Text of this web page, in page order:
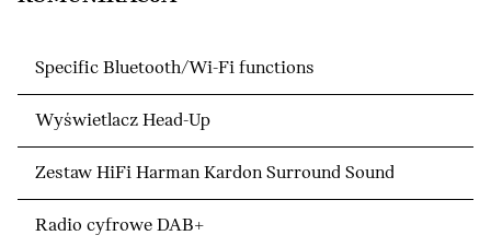
Specific Bluetooth/Wi-Fi functions
Wyświetlacz Head-Up
Zestaw HiFi Harman Kardon Surround Sound
Radio cyfrowe DAB+